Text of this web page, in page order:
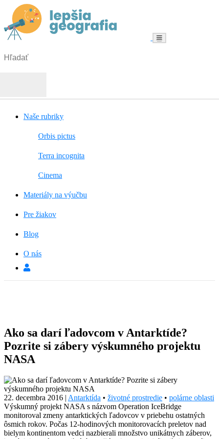
Menu
Naše rubriky
Orbis pictus
Terra incognita
Cinema
Materiály na výučbu
Pre žiakov
Blog
O nás
Ako sa darí ľadovcom v Antarktíde?
Pozrite si zábery výskumného projektu
NASA
22. decembra 2016 | Antarktída • životné prostredie • polárne oblasti
Výskumný projekt NASA s názvom Operation IceBridge
monitoroval zmeny antarktických ľadovcov v priebehu ostatných
ôsmich rokov. Počas 12-hodinových monitorovacích preletov nad
bielym kontinentom vedci nazbierali množstvo unikátnych záberov,